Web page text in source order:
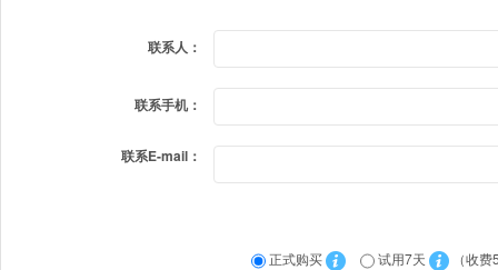
联系人：
联系手机：
联系E-mail：
正式购买 试用7天 （收费